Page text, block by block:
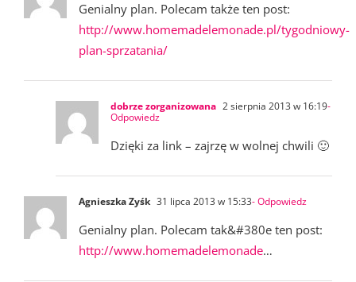
Genialny plan. Polecam także ten post:
http://www.homemadelemonade.pl/tygodniowy-
plan-sprzatania/
dobrze zorganizowana 2 sierpnia 2013 w 16:19-
Odpowiedz
Dzięki za link – zajrzę w wolnej chwili 🙂
Agnieszka Zyśk 31 lipca 2013 w 15:33- Odpowiedz
Genialny plan. Polecam tak&#380e ten post:
http://www.homemadelemonade…